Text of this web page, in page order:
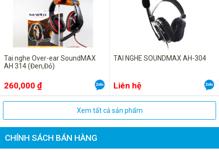
Tai nghe Over-ear SoundMAX
AH 314 (Đen,Đỏ)
260,000 ₫
TAI NGHE SOUNDMAX AH-304
Liên hệ
Xem tất cả sản phẩm
CHÍNH SÁCH BÁN HÀNG